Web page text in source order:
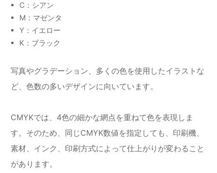
C：シアン
M：マゼンタ
Y：イエロー
K：ブラック
写真やグラデーション、多くの色を使用したイラストな
ど、色数の多いデザインに向いています。
CMYKでは、4色の細かな網点を重ねて色を表現しま
す。そのため、同じCMYK数値を指定しても、印刷機、
素材、インク、印刷方式によって仕上がりが変わること
があります。